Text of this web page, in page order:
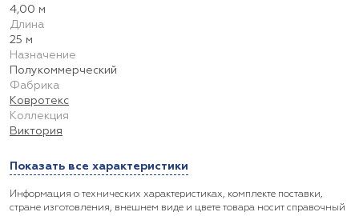
4,00 м
Длина
25 м
Назначение
Полукоммерческий
Фабрика
Ковротекс
Коллекция
Виктория
Показать все характеристики
Информация о технических характеристиках, комплекте поставки,
стране изготовления, внешнем виде и цвете товара носит справочный